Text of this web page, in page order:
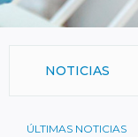
ÚLTIMAS NOTICIAS
NOTICIAS